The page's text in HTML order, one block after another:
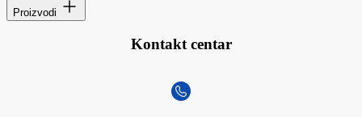
Proizvodi
Kontakt centar